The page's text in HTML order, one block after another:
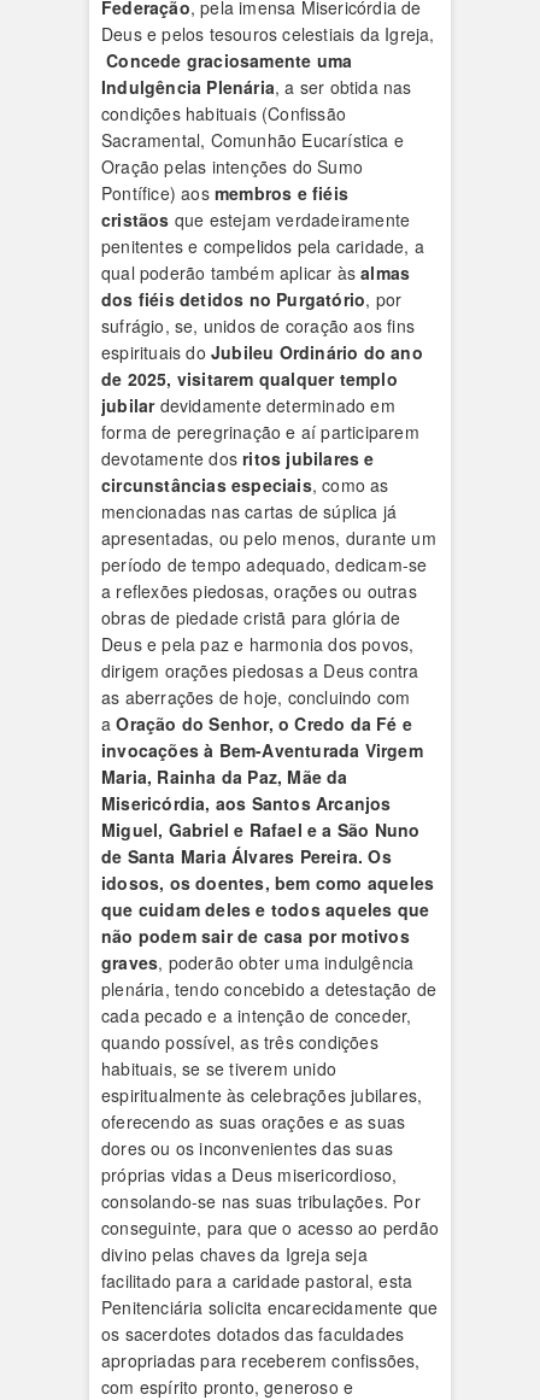
Federação, pela imensa Misericórdia de
Deus e pelos tesouros celestiais da Igreja,
Concede graciosamente uma
Indulgência Plenária, a ser obtida nas
condições habituais (Confissão
Sacramental, Comunhão Eucarística e
Oração pelas intenções do Sumo
Pontífice) aos membros e fiéis
cristãos que estejam verdadeiramente
penitentes e compelidos pela caridade, a
qual poderão também aplicar àsalmas
dos fiéis detidos no Purgatório, por
sufrágio, se, unidos de coração aos fins
espirituais do Jubileu Ordinário do ano
de 2025, visitarem qualquer templo
jubilardevidamente determinado em
forma de peregrinação e aí participarem
devotamente dosritos jubilares e
circunstâncias especiais, como as
mencionadas nas cartas de súplica já
apresentadas, ou pelo menos, durante um
período de tempo adequado, dedicam-se
a reflexões piedosas, orações ou outras
obras de piedade cristã para glória de
Deus e pela paz e harmonia dos povos,
dirigem orações piedosas a Deus contra
as aberrações de hoje, concluindo com
aOração do Senhor, o Credo da Fé e
invocações à Bem-Aventurada Virgem
Maria, Rainha da Paz, Mãe da
Misericórdia, aos Santos Arcanjos
Miguel, Gabriel e Rafael e a São Nuno
de Santa Maria Álvares Pereira. Os
idosos, os doentes, bem como aqueles
que cuidam deles e todos aqueles que
não podem sair de casa por motivos
graves, poderão obter uma indulgência
plenária, tendo concebido a detestação de
cada pecado e a intenção de conceder,
quando possível, as três condições
habituais, se se tiverem unido
espiritualmente às celebrações jubilares,
oferecendo as suas orações e as suas
dores ou os inconvenientes das suas
próprias vidas a Deus misericordioso,
consolando-se nas suas tribulações. Por
conseguinte, para que o acesso ao perdão
divino pelas chaves da Igreja seja
facilitado para a caridade pastoral, esta
Penitenciária solicita encarecidamente que
os sacerdotes dotados das faculdades
apropriadas para receberem confissões,
com espírito pronto, generoso e